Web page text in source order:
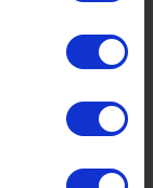
A (svagt prassel
35 dB A)